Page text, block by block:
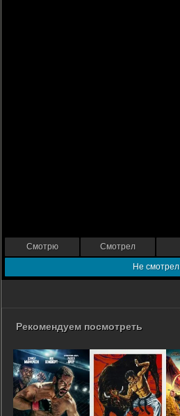
Смотрю Смотрел
Не смотрел
Рекомендуем посмотреть